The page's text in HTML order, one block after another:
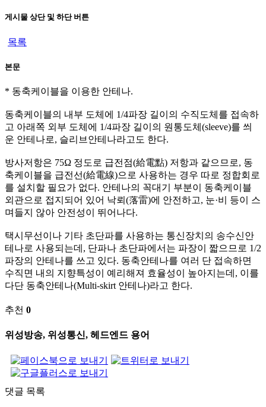
게시물 상단 및 하단 버튼
목록
본문
* 동축케이블을 이용한 안테나.
동축케이블의 내부 도체에 1/4파장 길이의 수직도체를 접속하
고 아래쪽 외부 도체에 1/4파장 길이의 원통도체(sleeve)를 씌
운 안테나로, 슬리브안테나라고도 한다.
방사저항은 75Ω 정도로 급전점(給電點) 저항과 같으므로, 동
축케이블을 급전선(給電線)으로 사용하는 경우 따로 정합회로
를 설치할 필요가 없다. 안테나의 꼭대기 부분이 동축케이블
외관으로 접지되어 있어 낙뢰(落雷)에 안전하고, 눈·비 등이 스
며들지 않아 안전성이 뛰어나다.
택시무선이나 기타 초단파를 사용하는 통신장치의 송수신안
테나로 사용되는데, 단파나 초단파에서는 파장이 짧으므로 1/2
파장의 안테나를 쓰고 있다. 동축안테나를 여러 단 접속하면
수직면 내의 지향특성이 예리해져 효율성이 높아지는데, 이를
다단 동축안테나(Multi-skirt 안테나)라고 한다.
추천 0
위성방송, 위성통신, 헤드엔드 용어
댓글 목록